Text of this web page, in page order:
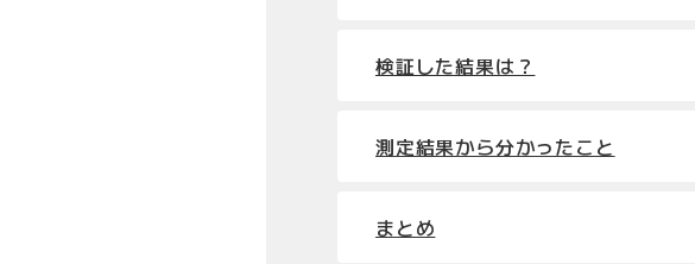
検証した結果は？
測定結果から分かったこと
まとめ